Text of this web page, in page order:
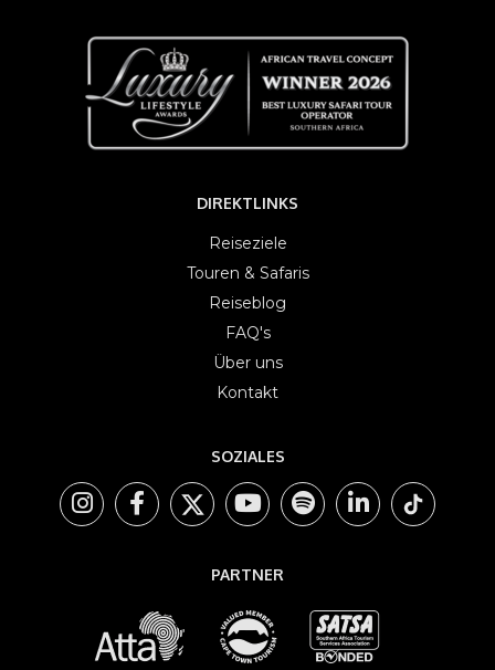
DIREKTLINKS
Reiseziele
Touren & Safaris
Reiseblog
FAQ's
Über uns
Kontakt
SOZIALES
PARTNER